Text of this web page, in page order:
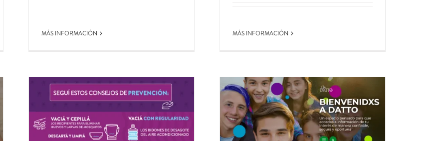
MÁS INFORMACIÓN MÁS INFORMACIÓN
#Datto una web para adolescencias